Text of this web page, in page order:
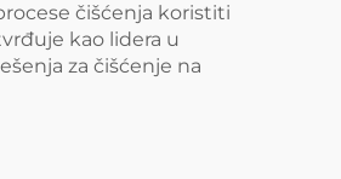
čišćenja koristiti
kao lidera u
za čišćenje na